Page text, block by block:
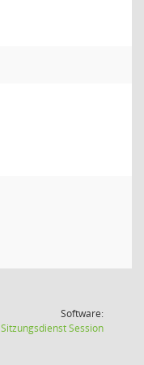
Software:
SitzungsdienstSession(Wird in